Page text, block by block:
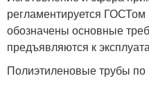
регламентируется
обозначены основные
предъявляются к
Полиэтиленовые трубы по